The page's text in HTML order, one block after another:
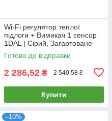
Wi-Fi регулятор теплої
підлоги + Вимикач 1 сенсор
1DAL | Сірий, Загартоване
скло (G157D-SW1G-
TR.WF.GR)
Готово до відправки
2 286,52 ₴ 2 540,58 ₴
Купити
–10%